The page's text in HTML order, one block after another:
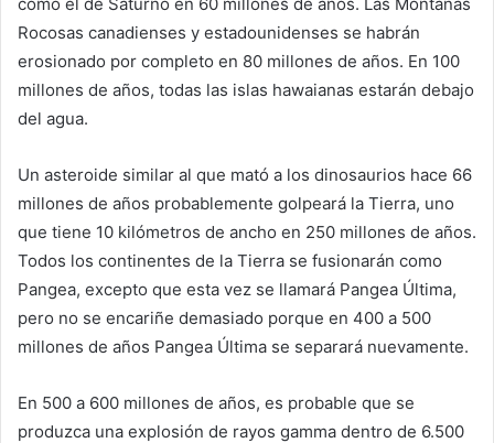
Rocosas canadienses y estadounidenses se habrán
erosionado por completo en 80 millones de años. En 100
millones de años, todas las islas hawaianas estarán debajo
del agua.
Un asteroide similar al que mató a los dinosaurios hace 66
millones de años probablemente golpeará la Tierra, uno
que tiene 10 kilómetros de ancho en 250 millones de años.
Todos los continentes de la Tierra se fusionarán como
Pangea, excepto que esta vez se llamará Pangea Última,
pero no se encariñe demasiado porque en 400 a 500
millones de años Pangea Última se separará nuevamente.
En 500 a 600 millones de años, es probable que se
produzca una explosión de rayos gamma dentro de 6.500